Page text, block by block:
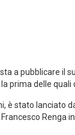
a pubblicare il
prima delle
è stato lanciato
Renga